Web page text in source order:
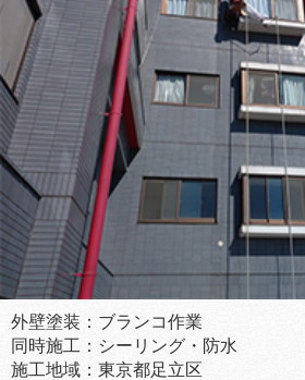
外壁塗装：ブランコ作業
同時施工：シーリング・防水
施工地域：東京都足立区